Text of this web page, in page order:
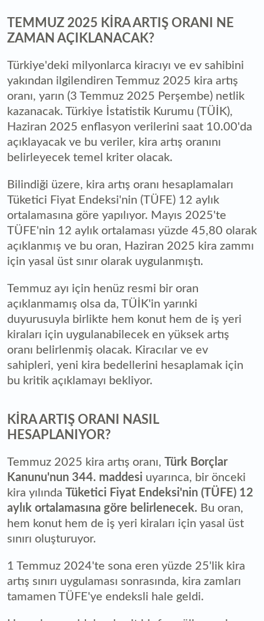
TEMMUZ 2025 KİRA ARTIŞ ORANI NE
ZAMAN AÇIKLANACAK?
Türkiye'deki milyonlarca kiracıyı ve ev sahibini
yakından ilgilendiren Temmuz 2025 kira artış
oranı, yarın (3 Temmuz 2025 Perşembe) netlik
kazanacak. Türkiye İstatistik Kurumu (TÜİK),
Haziran 2025 enflasyon verilerini saat 10.00'da
açıklayacak ve bu veriler, kira artış oranını
belirleyecek temel kriter olacak.
Bilindiği üzere, kira artış oranı hesaplamaları
Tüketici Fiyat Endeksi'nin (TÜFE) 12 aylık
ortalamasına göre yapılıyor. Mayıs 2025'te
TÜFE'nin 12 aylık ortalaması yüzde 45,80 olarak
açıklanmış ve bu oran, Haziran 2025 kira zammı
için yasal üst sınır olarak uygulanmıştı.
Temmuz ayı için henüz resmi bir oran
açıklanmamış olsa da, TÜİK'in yarınki
duyurusuyla birlikte hem konut hem de iş yeri
kiraları için uygulanabilecek en yüksek artış
oranı belirlenmiş olacak. Kiracılar ve ev
sahipleri, yeni kira bedellerini hesaplamak için
bu kritik açıklamayı bekliyor.
KİRA ARTIŞ ORANI NASIL
HESAPLANIYOR?
Temmuz 2025 kira artış oranı, Türk Borçlar
Kanunu'nun 344. maddesi uyarınca, bir önceki
kira yılında Tüketici Fiyat Endeksi'nin (TÜFE) 12
aylık ortalamasına göre belirlenecek. Bu oran,
hem konut hem de iş yeri kiraları için yasal üst
sınırı oluşturuyor.
1 Temmuz 2024'te sona eren yüzde 25'lik kira
artış sınırı uygulaması sonrasında, kira zamları
tamamen TÜFE'ye endeksli hale geldi.